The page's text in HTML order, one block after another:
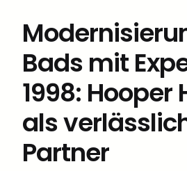
Bads mit
1998: Hooper
als
Partner